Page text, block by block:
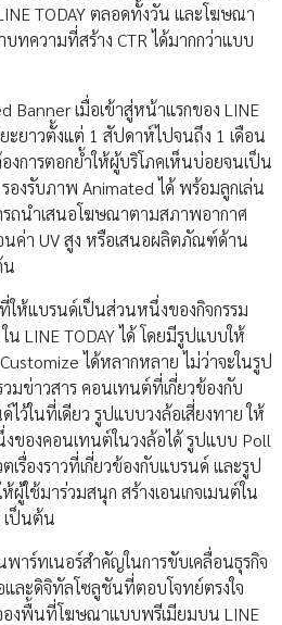
TODAY ตลอดทั้งวัน และโฆษณา
ทความที่สร้าง CTR ได้มากกว่าแบบ
Banner เมื่อเข้าสู่หน้าแรกของ LINE
ยะยาวตั้งแต่ 1 สัปดาห์ไปจนถึง 1 เดือน
การตอกย้ำให้ผู้บริโภคเห็นบ่อยจนเป็น
งรับภาพ Animated ได้ พร้อมลูกเล่น
รถนำเสนอโฆษณาตามสภาพอากาศ
ค่า UV สูง หรือเสนอผลิตภัณฑ์ด้าน
น
ให้แบรนด์เป็นส่วนหนึ่งของกิจกรรม
LINE TODAY ได้ โดยมีรูปแบบให้
ได้หลากหลาย ไม่ว่าจะในรูป
มข่าวสาร คอนเทนต์ที่เกี่ยวข้องกับ
ว้ในที่เดียว รูปแบบวงล้อเสี่ยงทาย ให้
องคอนเทนต์ในวงล้อได้ รูปแบบ Poll
เรื่องราวที่เกี่ยวข้องกับแบรนด์ และรูป
ใช้มาร่วมสนุก สร้างเอนเกจเมนต์ใน
เป็นต้น
าร์ทเนอร์สำคัญในการขับเคลื่อนธุรกิจ
และดิจิทัลโซลูชันที่ตอบโจทย์ตรงใจ
องพื้นที่โฆษณาแบบพรีเมียมบน LINE